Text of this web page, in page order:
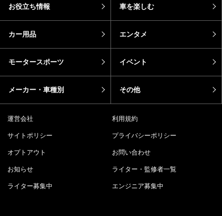
お役立ち情報 車を楽しむ
カー用品 エンタメ
モータースポーツ イベント
メーカー・車種別 その他
運営会社 利用規約
サイトポリシー プライバシーポリシー
オプトアウト お問い合わせ
お知らせ ライター・監修者一覧
ライター募集中 エンジニア募集中